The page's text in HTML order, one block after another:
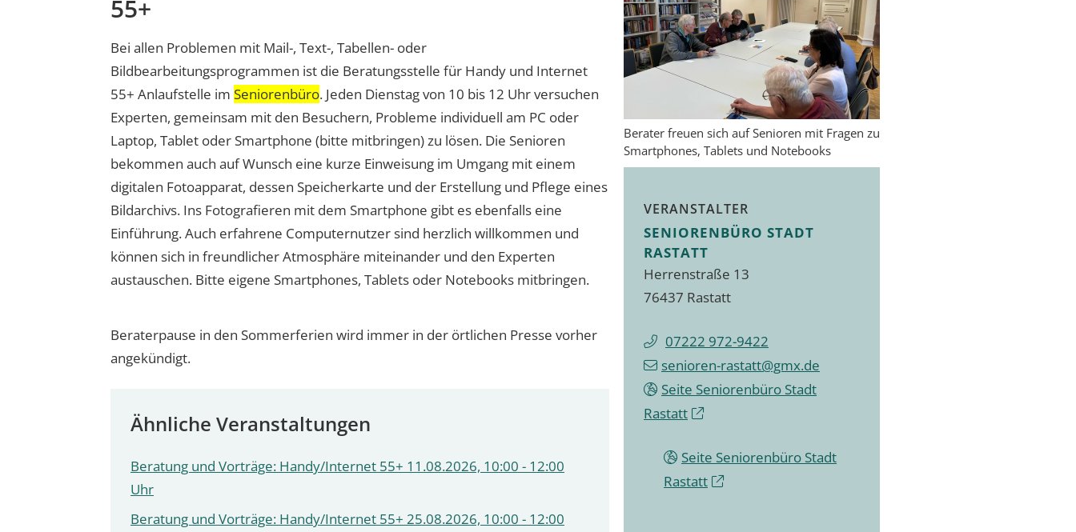
55+
Bei allen Problemen mit Mail-, Text-, Tabellen- oder
Bildbearbeitungsprogrammen ist die Beratungsstelle für Handy und Internet
55+ Anlaufstelle im Seniorenbüro. Jeden Dienstag von 10 bis 12 Uhr versuchen
Experten, gemeinsam mit den Besuchern, Probleme individuell am PC oder
Laptop, Tablet oder Smartphone (bitte mitbringen) zu lösen. Die Senioren
bekommen auch auf Wunsch eine kurze Einweisung im Umgang mit einem
digitalen Fotoapparat, dessen Speicherkarte und der Erstellung und Pflege eines
Bildarchivs. Ins Fotografieren mit dem Smartphone gibt es ebenfalls eine
Einführung. Auch erfahrene Computernutzer sind herzlich willkommen und
können sich in freundlicher Atmosphäre miteinander und den Experten
austauschen. Bitte eigene Smartphones, Tablets oder Notebooks mitbringen.
Beraterpause in den Sommerferien wird immer in der örtlichen Presse vorher
angekündigt.
Ähnliche Veranstaltungen
Beratung und Vorträge: Handy/Internet 55+ 11.08.2026, 10:00 - 12:00
Uhr
Beratung und Vorträge: Handy/Internet 55+ 25.08.2026, 10:00 - 12:00
Berater freuen sich auf Senioren mit Fragen zu
Smartphones, Tablets und Notebooks
VERANSTALTER
SENIORENBÜRO STADT
RASTATT
Herrenstraße 13
76437 Rastatt
07222 972-9422
senioren-rastatt@gmx.de
Seite Seniorenbüro Stadt
Rastatt
Seite Seniorenbüro Stadt
Rastatt